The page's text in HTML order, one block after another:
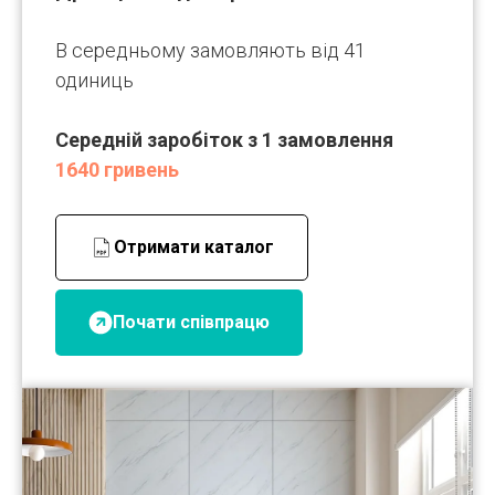
В середньому замовляють від 41
одиниць
Середній заробіток з 1 замовлення
1640 гривень
Отримати каталог
Почати співпрацю